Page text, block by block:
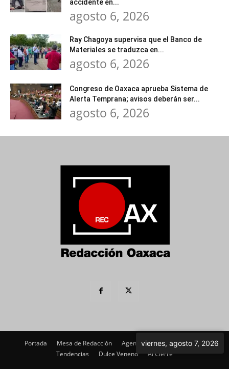
accidente en...
agosto 6, 2026
Ray Chagoya supervisa que el Banco de
Materiales se traduzca en...
agosto 6, 2026
Congreso de Oaxaca aprueba Sistema de
Alerta Temprana; avisos deberán ser...
agosto 6, 2026
Portada Mesa de Redacción Agenda Política
Imagen
Tendencias
Dulce Veneno Al Cierre
viernes, agosto 7, 2026